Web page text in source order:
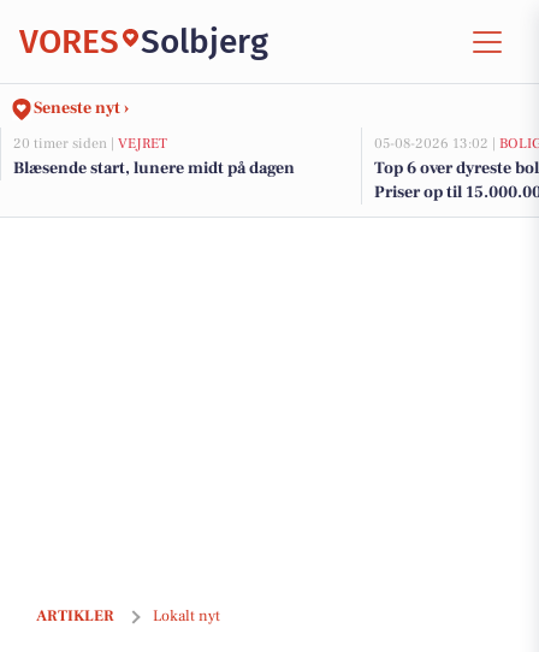
VORES Solbjerg
Seneste nyt ›
20 timer siden | VEJRET
Blæsende start, lunere midt på dagen
05-08-2026 13:02 |
Top 6 over dyreste
Priser op til
ARTIKLER Lokalt nyt
SF jubler over aftale om investeringer i børn, sårbare borgere og